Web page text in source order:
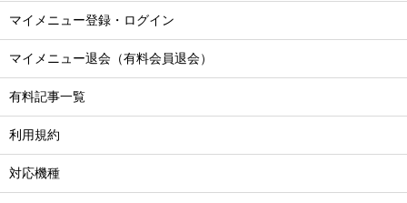
マイメニュー登録・ログイン
マイメニュー退会（有料会員退会）
有料記事一覧
利用規約
対応機種